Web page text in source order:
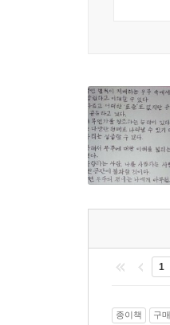
이런 질문들과
스티븐 호킹은
있게 토론하는
하는지를 다시
1
종이책 구매